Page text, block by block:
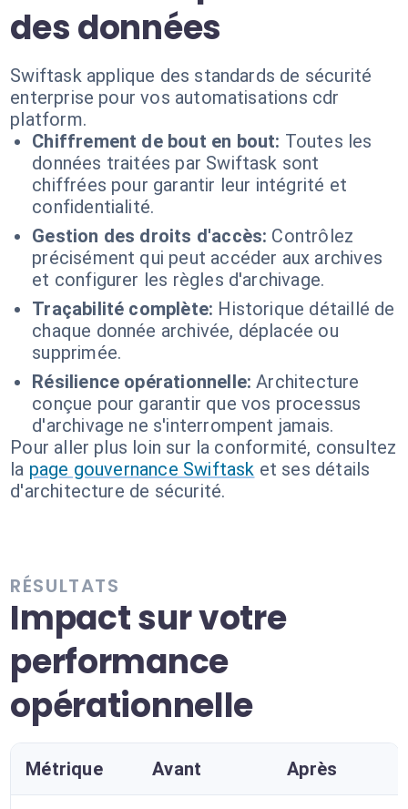
des données
Swiftask applique des standards de sécurité
enterprise pour vos automatisations cdr
platform.
Chiffrement de bout en bout: Toutes les
données traitées par Swiftask sont
chiffrées pour garantir leur intégrité et
confidentialité.
Gestion des droits d'accès: Contrôlez
précisément qui peut accéder aux archives
et configurer les règles d'archivage.
Traçabilité complète: Historique détaillé de
chaque donnée archivée, déplacée ou
supprimée.
Résilience opérationnelle: Architecture
conçue pour garantir que vos processus
d'archivage ne s'interrompent jamais.
Pour aller plus loin sur la conformité, consultez
la page gouvernance Swiftask et ses détails
d'architecture de sécurité.
RÉSULTATS
Impact sur votre
performance
opérationnelle
Métrique Avant Après